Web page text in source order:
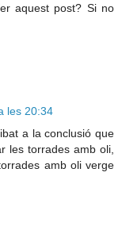
aquest post? Si no
les 20:34
a la conclusió que
les torrades amb oli,
amb oli verge